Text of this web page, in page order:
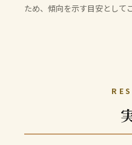
ため、傾向を示す目安として